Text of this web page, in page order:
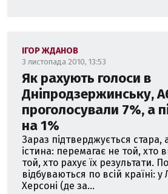
ІГОР ЖДАНОВ
3 листопада 2010, 13:53
Як рахують голоси в
Дніпродзержинську,
проголосували 7%, а
на 1%
Зараз підтверджується стара,
істина: перемагає не той, хто
той, хто рахує їх результати.
відбуваються по всій країні:
Херсоні (де за...